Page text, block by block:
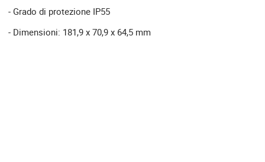
- Grado di protezione IP55
- Dimensioni: 181,9 x 70,9 x 64,5 mm